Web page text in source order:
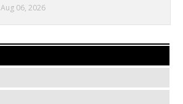
Aug 06, 2026